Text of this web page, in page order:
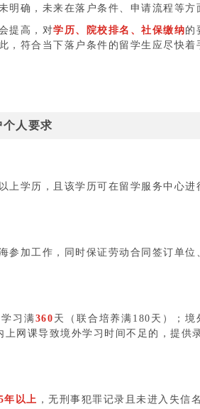
明确，未来在落户条件、申请流程等方
提高，对学历、院校排名、社保缴纳的
，符合当下落户条件的留学生应尽快着
人要求
上学历，且该学历可在留学服务中心进
参加工作，同时保证劳动合同签订单
习满360 天（联合培养满180天）；境
上网课导致境外学习时间不足的，提供
年以上 ，无刑事犯罪记录且未进入失信名